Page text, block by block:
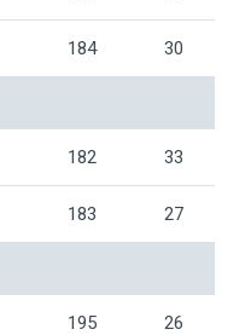
184 30
182 33
183 27
195 26